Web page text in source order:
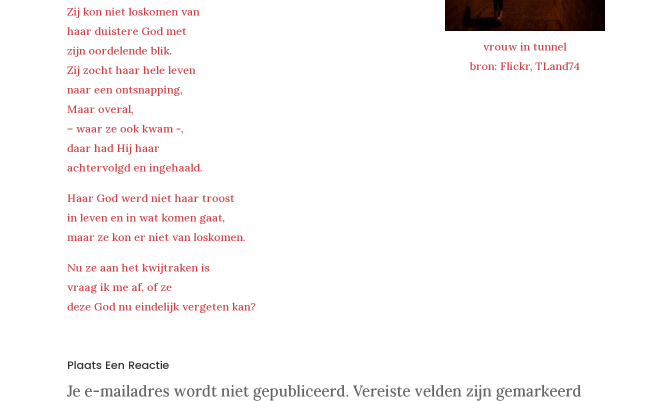
vrouw in tunnel
bron: Flickr, TLand74
Zij kon niet loskomen van
haar duistere God met
zijn oordelende blik.
Zij zocht haar hele leven
naar een ontsnapping,
Maar overal,
– waar ze ook kwam -,
daar had Hij haar
achtervolgd en ingehaald.
Haar God werd niet haar troost
in leven en in wat komen gaat,
maar ze kon er niet van loskomen.
Nu ze aan het kwijtraken is
vraag ik me af, of ze
deze God nu eindelijk vergeten kan?
Plaats Een Reactie
Je e-mailadres wordt niet gepubliceerd. Vereiste velden zijn gemarkeerd